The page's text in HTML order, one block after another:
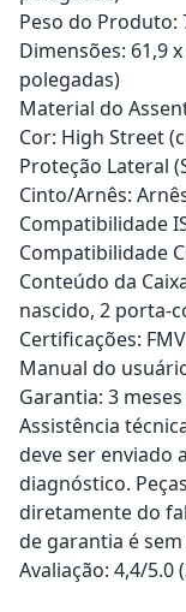
Peso do Produto:
Dimensões: 61,9
polegadas)
Material do
Cor: High Street
Proteção Lateral
Cinto/Arnês:
Compatibilidade
Compatibilidade
Conteúdo da
nascido, 2 porta-
Certificações:
Manual do
Garantia: 3
Assistência
deve ser enviado
diagnóstico.
diretamente do
de garantia é
Avaliação: 4,4/5.0